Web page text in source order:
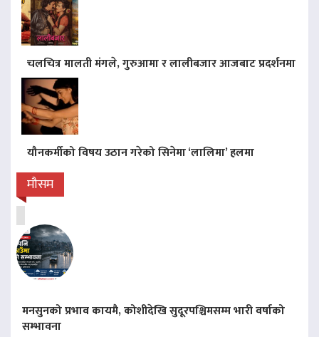
चलचित्र मालती मंगले, गुरुआमा र लालीबजार आजबाट प्रदर्शनमा
यौनकर्मीको विषय उठान गरेको सिनेमा ‘लालिमा’ हलमा
मौसम
मनसुनको प्रभाव कायमै, कोशीदेखि सुदूरपश्चिमसम्म भारी वर्षाको
सम्भावना